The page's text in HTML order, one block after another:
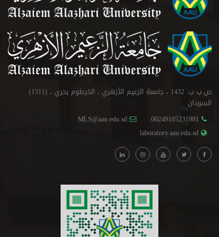
ص.ب ب: 1432 ، جامعة الزعيم الأزهري ، الخرطوم بحري ، (1311)
السودان
00249185231981
MLS@aau.edu.sd
laboratory.aau.edu.sd